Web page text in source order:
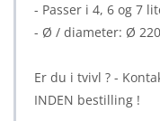
- Passer i 4, 6 og 7
- Ø / diameter: Ø
Er du i tvivl ? -
INDEN bestilling !